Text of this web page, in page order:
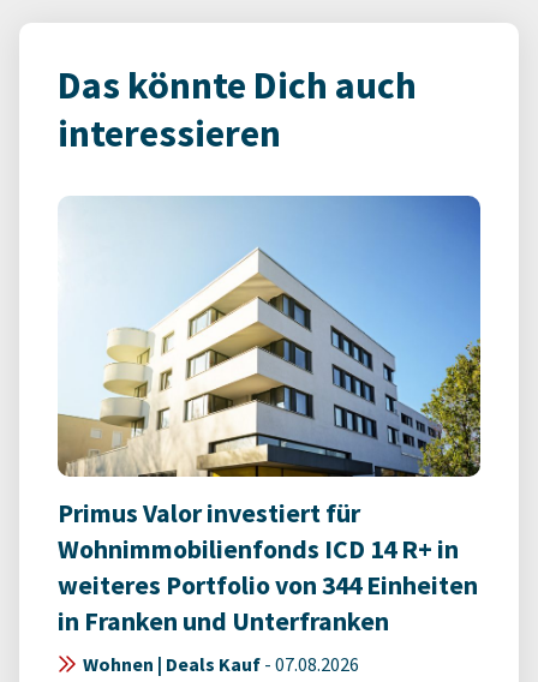
Das könnte Dich auch
interessieren
Primus Valor investiert für
Wohnimmobilienfonds ICD 14 R+ in
weiteres Portfolio von 344 Einheiten
in Franken und Unterfranken
Wohnen | Deals Kauf - 07.08.2026